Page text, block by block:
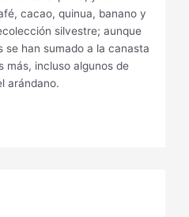
cacao, quinua, banano y
silvestre; aunque
se han sumado a la canasta
más, incluso algunos de
arándano.